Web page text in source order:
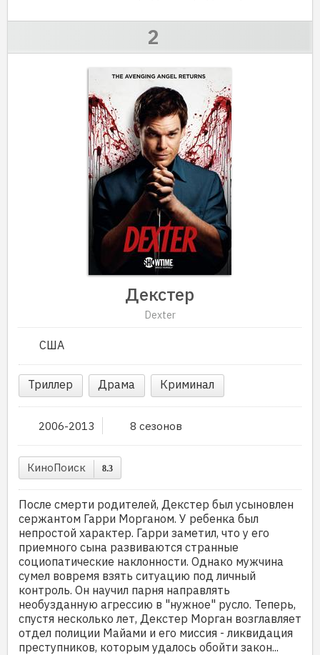
Декстер
Dexter
США
Триллер Драма Криминал
2006-2013 8 сезонов
КиноПоиск 8.3
После смерти родителей, Декстер был усыновлен
сержантом Гарри Морганом. У ребенка был
непростой характер. Гарри заметил, что у его
приемного сына развиваются странные
социопатические наклонности. Однако мужчина
сумел вовремя взять ситуацию под личный
контроль. Он научил парня направлять
необузданную агрессию в "нужное" русло. Теперь,
спустя несколько лет, Декстер Морган возглавляет
отдел полиции Майами и его миссия - ликвидация
преступников, которым удалось обойти закон...